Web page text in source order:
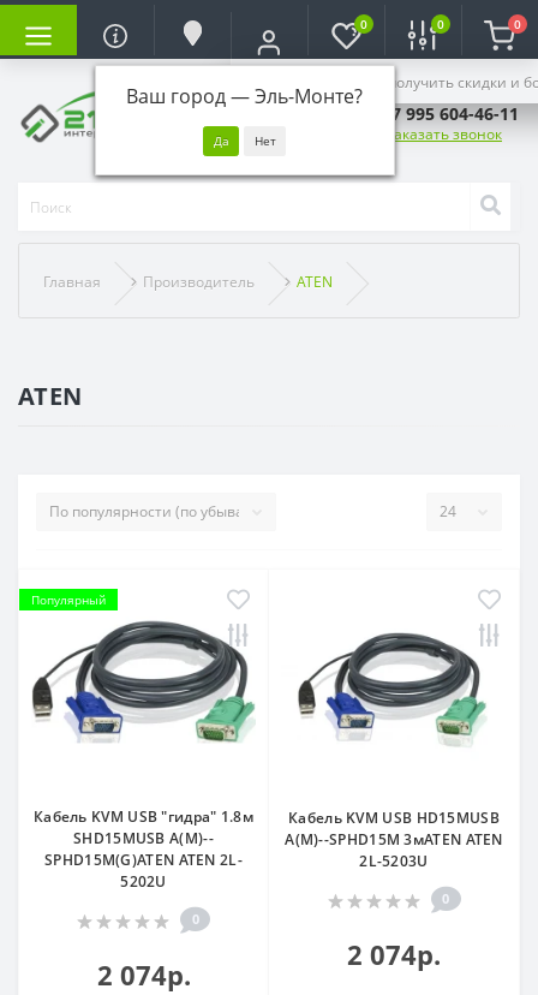
Ваш город —Эль-Монте?
Войдите, чтобы получить скидки и
0 0 0
+7 995 604-46-11
Заказать звонок
Главная Производитель ATEN
ATEN
Популярный
Кабель KVM USB "гидра" 1.8м
SHD15MUSB A(M)--
SPHD15M(G)ATEN ATEN 2L-
5202U
0
2 074р.
Кабель KVM USB HD15MUSB
A(M)--SPHD15M 3мATEN ATEN
2L-5203U
0
2 074р.